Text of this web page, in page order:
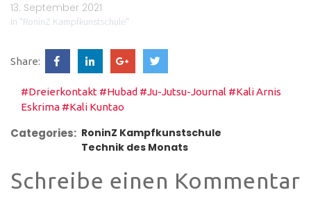
13. September 2021
In "RoninZ Kampfkunstschule"
Share:
#Dreierkontakt #Hubad #Ju-Jutsu-Journal #Kali Arnis
Eskrima #Kali Kuntao
Categories: RoninZ Kampfkunstschule
Technik des Monats
Schreibe einen Kommentar